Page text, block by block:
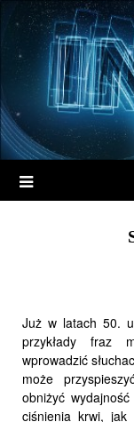
Już w latach 50.
przykłady fraz
wprowadzić
może
obniżyć
ciśnienia krwi, jak